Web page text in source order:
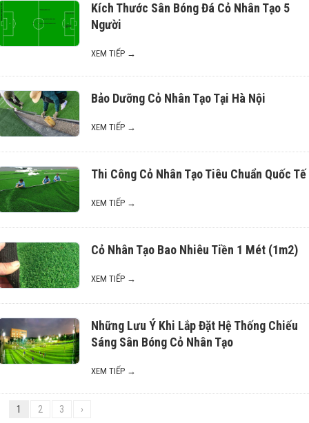
Kích Thước Sân Bóng Đá Cỏ Nhân Tạo 5
Người
XEM TIẾP →
Bảo Dưỡng Cỏ Nhân Tạo Tại Hà Nội
XEM TIẾP →
Thi Công Cỏ Nhân Tạo Tiêu Chuẩn Quốc Tế
XEM TIẾP →
Cỏ Nhân Tạo Bao Nhiêu Tiền 1 Mét (1m2)
XEM TIẾP →
Những Lưu Ý Khi Lắp Đặt Hệ Thống Chiếu
Sáng Sân Bóng Cỏ Nhân Tạo
XEM TIẾP →
1 2 3 ›